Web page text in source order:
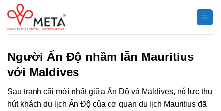
Chuyển
đến
nội
Người Ấn Độ nhầm lẫn Mauritius
với Maldives
Sau tranh cãi mới nhất giữa Ấn Độ và Maldives, nỗ lực thu
hút khách du lịch Ấn Độ của cơ quan du lịch Mauritius đã